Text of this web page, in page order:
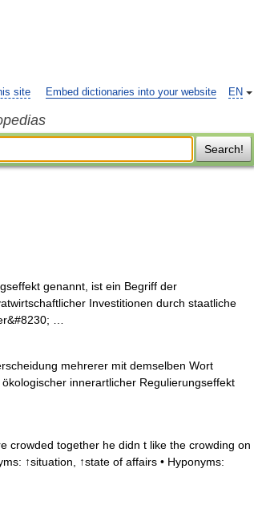
EN
site Embed dictionaries into your website
Search!
genannt, ist ein Begriff der
Investitionen durch staatliche
…
mehrerer mit demselben Wort
innerartlicher Regulierungseffekt
together he didn t like the crowding on
↑situation, ↑state of affairs • Hyponyms: